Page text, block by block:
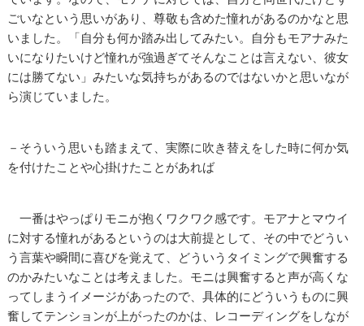
ごいなという思いがあり、尊敬も含めた憧れがあるのかなと思
いました。「自分も何か踏み出してみたい。自分もモアナみた
いになりたいけど憧れが強過ぎてそんなことは言えない、彼女
には勝てない」みたいな気持ちがあるのではないかと思いなが
ら演じていました。
－そういう思いも踏まえて、実際に吹き替えをした時に何か気
を付けたことや心掛けたことがあれば
一番はやっぱりモニが抱くワクワク感です。モアナとマウイ
に対する憧れがあるというのは大前提として、その中でどうい
う言葉や瞬間に喜びを覚えて、どういうタイミングで興奮する
のかみたいなことは考えました。モニは興奮すると声が高くな
ってしまうイメージがあったので、具体的にどういうものに興
奮してテンションが上がったのかは、レコーディングをしなが